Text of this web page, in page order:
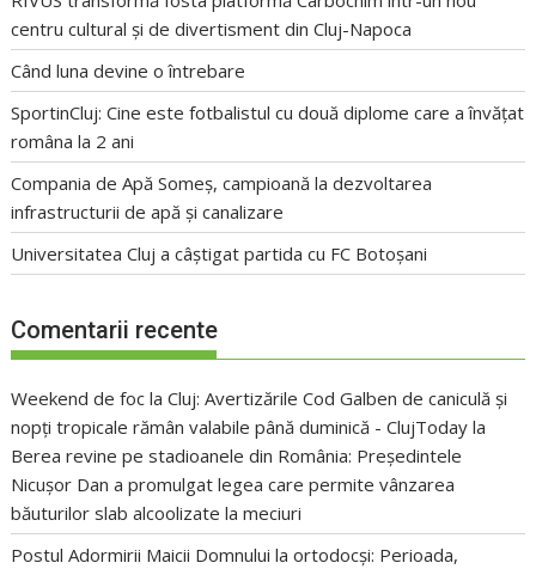
centru cultural și de divertisment din Cluj-Napoca
Când luna devine o întrebare
SportinCluj: Cine este fotbalistul cu două diplome care a învățat
româna la 2 ani
Compania de Apă Someș, campioană la dezvoltarea
infrastructurii de apă și canalizare
Universitatea Cluj a câștigat partida cu FC Botoșani
Comentarii recente
Weekend de foc la Cluj: Avertizările Cod Galben de caniculă și
nopți tropicale rămân valabile până duminică - ClujToday la
Berea revine pe stadioanele din România: Președintele
Nicușor Dan a promulgat legea care permite vânzarea
băuturilor slab alcoolizate la meciuri
Postul Adormirii Maicii Domnului la ortodocși: Perioada,